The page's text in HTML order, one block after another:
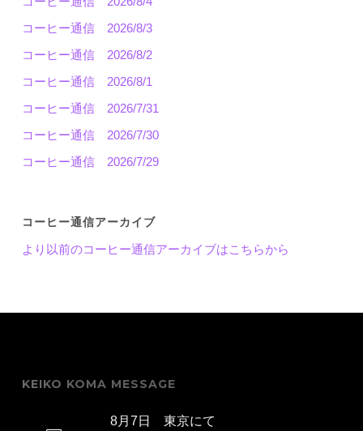
コーヒー通信 2026/8/3
コーヒー通信 2026/8/2
コーヒー通信 2026/8/1
コーヒー通信 2026/7/31
コーヒー通信 2026/7/30
コーヒー通信 2026/7/29
コーヒー通信アーカイブ
より以前のコーヒー通信アーカイブはこちらから
KEIKO KOMA MESSAGE
8月7日 東京にて